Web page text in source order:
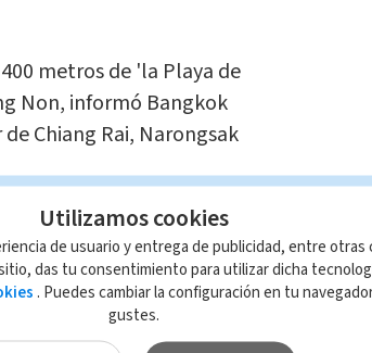
metros de 'la Playa de
Non, informó Bangkok
Chiang Rai, Narongsak
fue seguida por una
incluyó a militares y
y Australia, informa el sitio
Utilizamos cookies
de usuario y entrega de publicidad, entre otras
das tu consentimiento para utilizar dicha
. Puedes cambiar la configuración en tu
gustes.